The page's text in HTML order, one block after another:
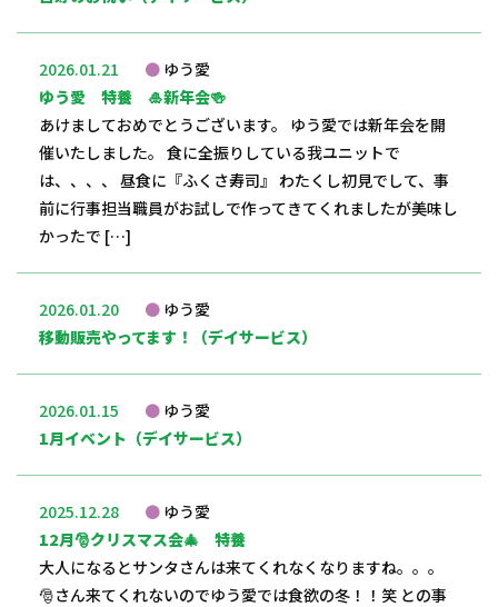
2026.01.21
ゆう愛
ゆう愛 特養 🎍新年会🍻
あけましておめでとうございます。 ゆう愛では新年会を開
催いたしました。 食に全振りしている我ユニットで
は、、、、 昼食に『ふくさ寿司』 わたくし初見でして、事
前に行事担当職員がお試しで作ってきてくれましたが美味し
かったで […]
2026.01.20
ゆう愛
移動販売やってます！（デイサービス）
2026.01.15
ゆう愛
1月イベント（デイサービス）
2025.12.28
ゆう愛
12月🎅クリスマス会🎄 特養
大人になるとサンタさんは来てくれなくなりますね。。。
🎅さん来てくれないのでゆう愛では食欲の冬！！笑 との事